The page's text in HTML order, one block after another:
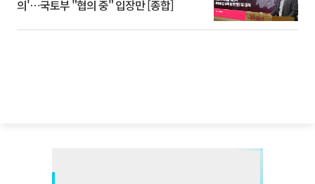
의'⋯국토부 "협의 중" 입장만 [종합]